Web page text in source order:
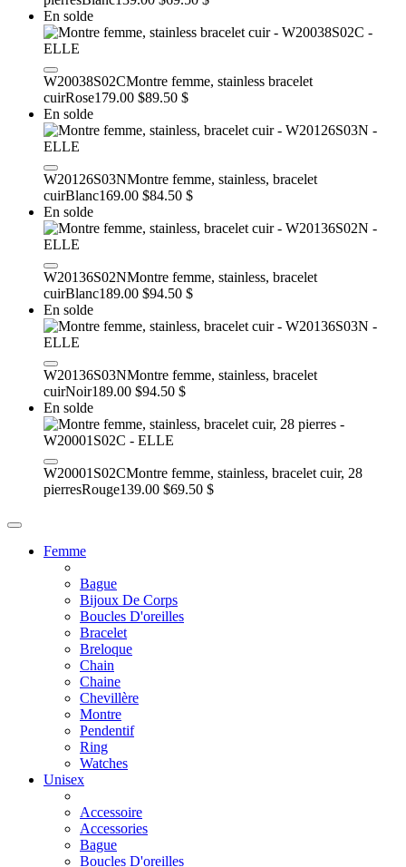
En solde
W20038S02CMontre femme, stainless bracelet
cuirRose179.00 $89.50 $
En solde
W20126S03NMontre femme, stainless, bracelet
cuirBlanc169.00 $84.50 $
En solde
W20136S02NMontre femme, stainless, bracelet
cuirBlanc189.00 $94.50 $
En solde
W20136S03NMontre femme, stainless, bracelet
cuirNoir189.00 $94.50 $
En solde
W20001S02CMontre femme, stainless, bracelet cuir, 28
pierresRouge139.00 $69.50 $
Femme
Bague
Bijoux De Corps
Boucles D'oreilles
Bracelet
Breloque
Chain
Chaine
Chevillère
Montre
Pendentif
Ring
Watches
Unisex
Accessoire
Accessories
Bague
Boucles D'oreilles